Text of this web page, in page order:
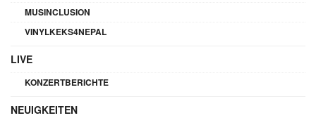
MUSINCLUSION
VINYLKEKS4NEPAL
LIVE
KONZERTBERICHTE
NEUIGKEITEN